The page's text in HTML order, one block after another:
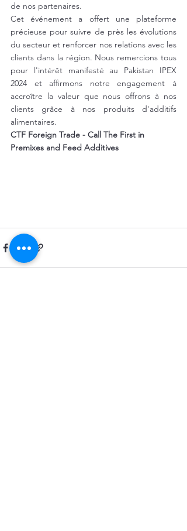
de nos partenaires.
Cet événement a offert une plateforme
précieuse pour suivre de près les évolutions
du secteur et renforcer nos relations avec les
clients dans la région. Nous remercions tous
pour l'intérêt manifesté au Pakistan IPEX
2024 et affirmons notre engagement à
accroître la valeur que nous offrons à nos
clients grâce à nos produits d'additifs
alimentaires.
CTF Foreign Trade - Call The First in
Premixes and Feed Additives